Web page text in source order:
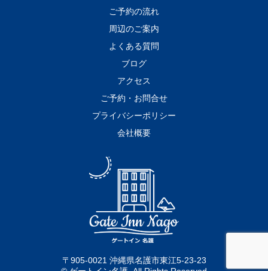
ご予約の流れ
周辺のご案内
よくある質問
ブログ
アクセス
ご予約・お問合せ
プライバシーポリシー
会社概要
〒905-0021 沖縄県名護市東江5-23-23